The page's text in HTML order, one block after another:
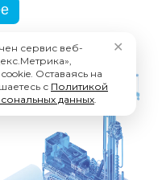
сервис веб-
Оставаясь на
с Политикой
данных.
✕